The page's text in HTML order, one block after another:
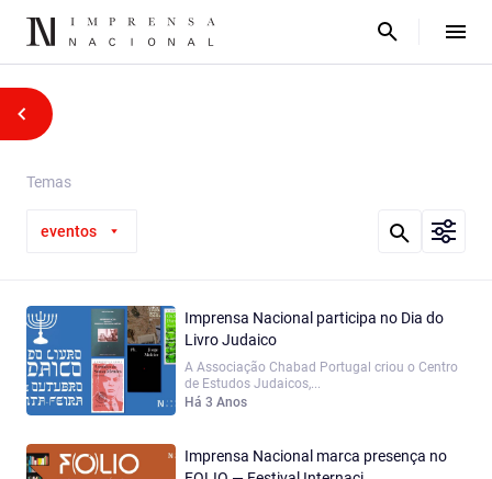
Temas
eventos
Imprensa Nacional participa no Dia do
Livro Judaico
A Associação Chabad Portugal criou o Centro
de Estudos Judaicos,...
Há 3 Anos
Imprensa Nacional marca presença no